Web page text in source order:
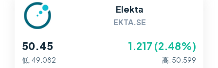
Elekta
EKTA.SE
50.45 1.217 (2.48%)
低: 49.082 高: 50.599